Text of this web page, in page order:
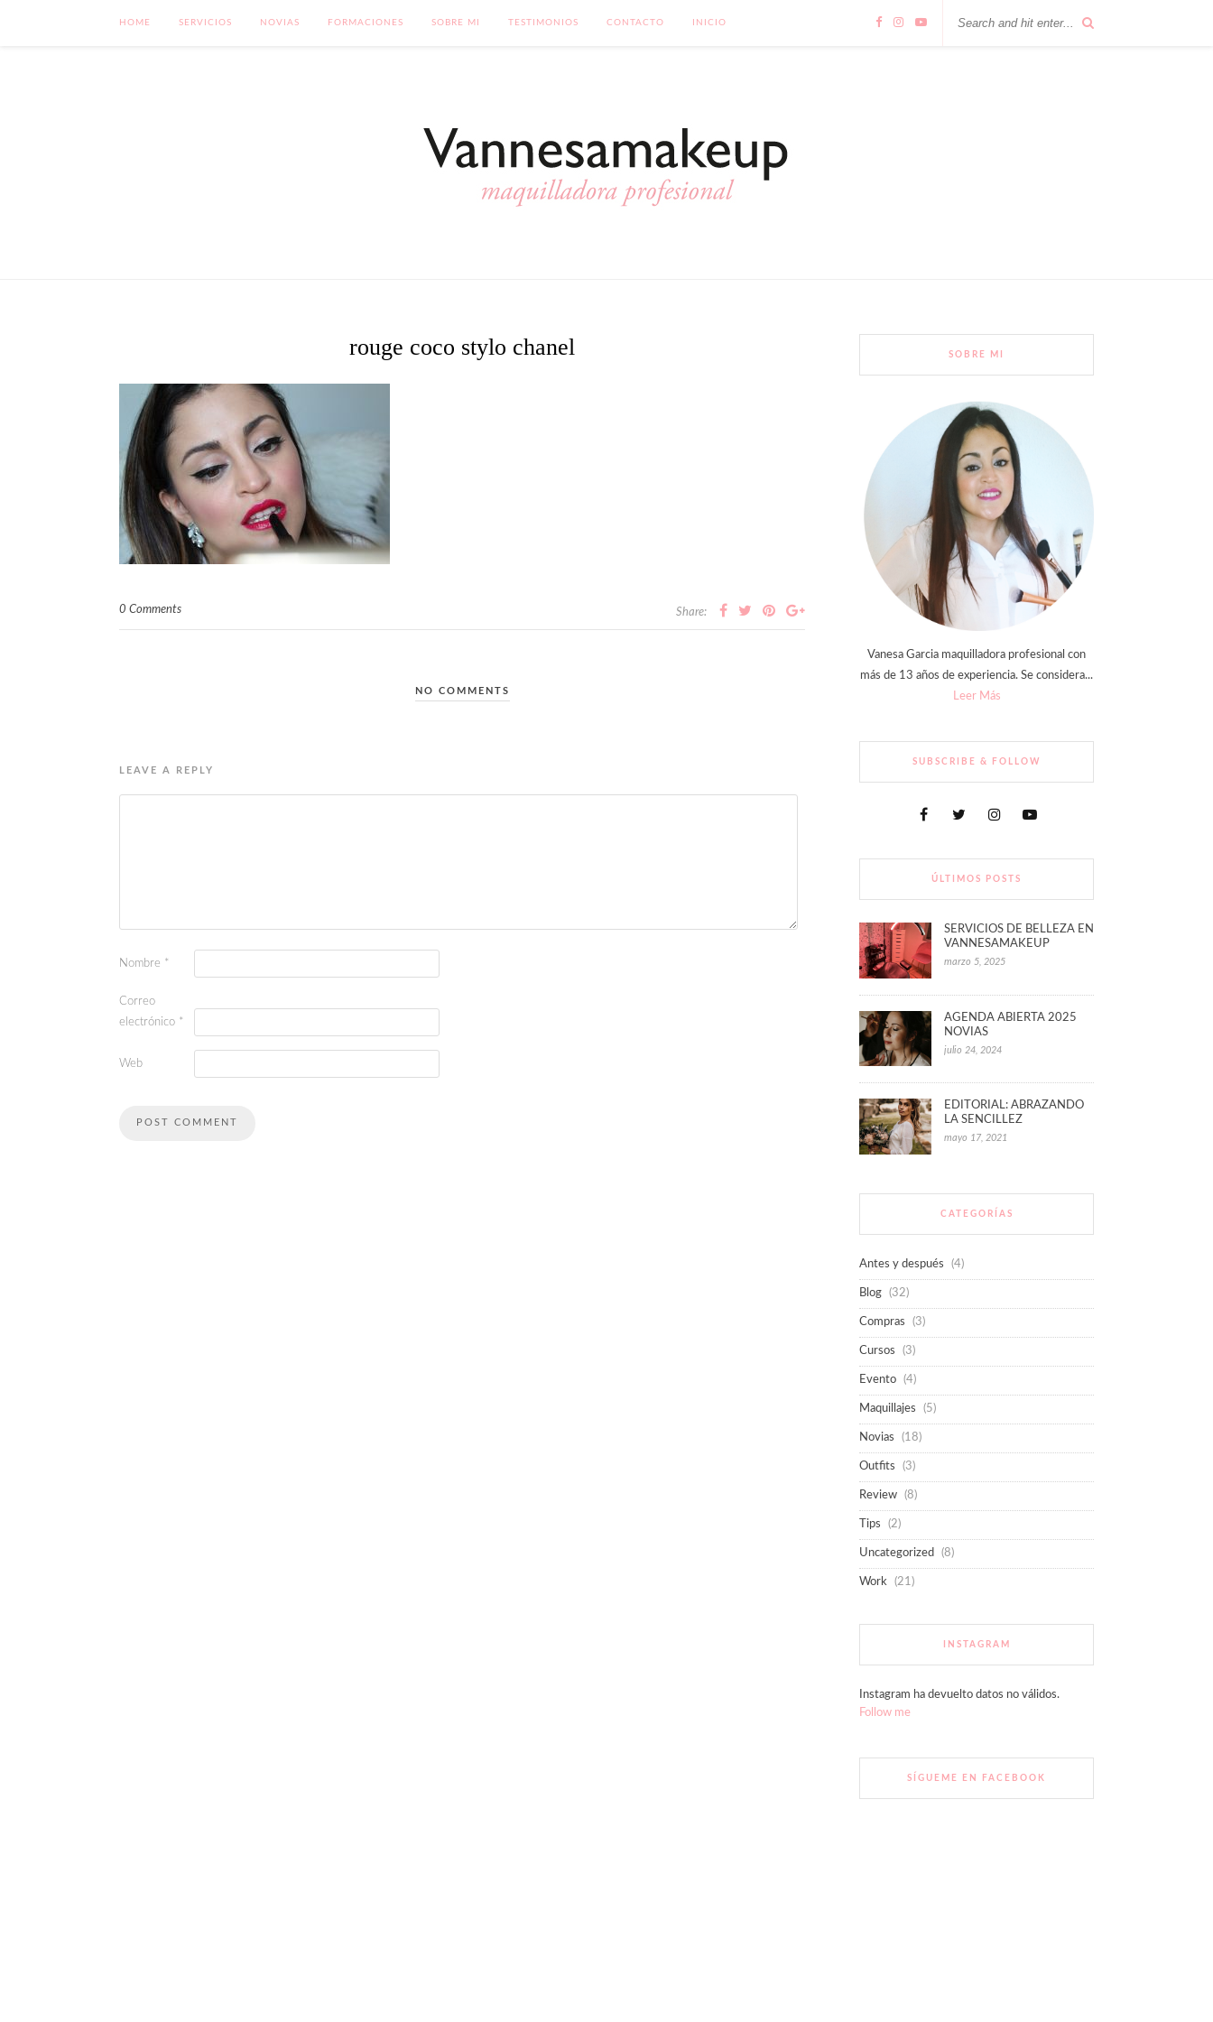
HOME SERVICIOS NOVIAS FORMACIONES SOBRE MI TESTIMONIOS CONTACTO INICIO
rouge coco stylo chanel
0 Comments Share:
NO COMMENTS
LEAVE A REPLY
Nombre *
Correo
electrónico *
Web
SOBRE MI
Vanesa Garcia maquilladora profesional con
más de 13 años de experiencia. Se considera...
Leer Más
SUBSCRIBE & FOLLOW
ÚLTIMOS POSTS
SERVICIOS DE BELLEZA EN
VANNESAMAKEUP
marzo 5, 2025
AGENDA ABIERTA 2025
NOVIAS
julio 24, 2024
EDITORIAL: ABRAZANDO
LA SENCILLEZ
mayo 17, 2021
CATEGORÍAS
Antes y después (4)
Blog (32)
Compras (3)
Cursos (3)
Evento (4)
Maquillajes (5)
Novias (18)
Outfits (3)
Review (8)
Tips (2)
Uncategorized (8)
Work (21)
INSTAGRAM
Instagram ha devuelto datos no válidos.
Follow me
SÍGUEME EN FACEBOOK